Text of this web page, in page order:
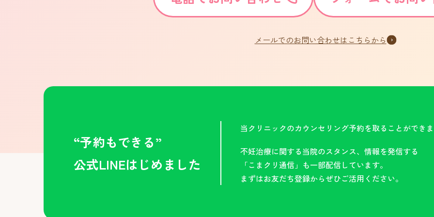
メールでのお問い合わせはこちらから
“予約もできる”
公式LINEはじめました
当クリニックのカウンセリング予約を取ることができ
不妊治療に関する当院のスタンス、情報を発信する
「こまクリ通信」も一部配信しています。
まずはお友だち登録からぜひご活用ください。